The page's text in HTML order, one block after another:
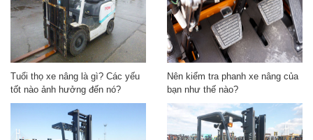
Tuổi thọ xe nâng là gì? Các yếu
tốt nào ảnh hưởng đến nó?
Nên kiểm tra phanh xe nâng của
bạn như thế nào?